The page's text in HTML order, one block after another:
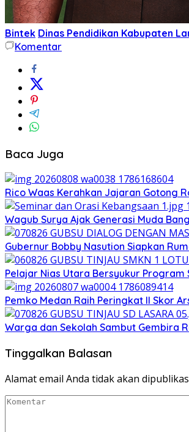
Bintek Dinas Pendidikan Kabupaten
Komentar
Baca Juga
Rico Waas Kerahkan Jajaran Gotong
Wagub Surya Ajak Generasi Muda
Gubernur Bobby Nasution Siapkan
Pelajar Nias Utara Bersyukur Program
Pemko Medan Raih Peringkat II Skor
Warga dan Sekolah Sambut Gembira
Tinggalkan Balasan
Alamat email Anda tidak akan